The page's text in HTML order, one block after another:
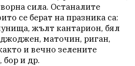
сила. Останалите
се берат на празника са:
жълт кантарион, бял
маточин, риган,
и вечно зелените
и др.